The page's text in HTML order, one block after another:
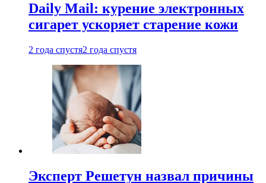
Daily Mail: курение электронных
сигарет ускоряет старение кожи
2 года спустя2 года спустя
Эксперт Решетун назвал причины